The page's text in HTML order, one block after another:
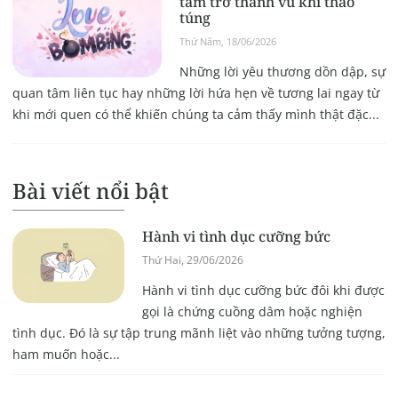
túng
Thứ Năm, 18/06/2026
Những lời yêu thương dồn dập, sự
quan tâm liên tục hay những lời hứa hẹn về tương lai ngay từ
khi mới quen có thể khiến chúng ta cảm thấy mình thật đặc...
Bài viết nổi bật
Hành vi tình dục cưỡng bức
Thứ Hai, 29/06/2026
Hành vi tình dục cưỡng bức đôi khi được
gọi là chứng cuồng dâm hoặc nghiện
tình dục. Đó là sự tập trung mãnh liệt vào những tưởng tượng,
ham muốn hoặc...